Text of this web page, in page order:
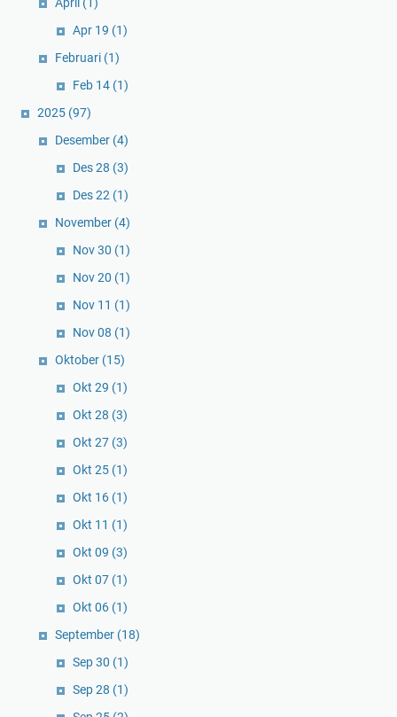
Apr 19 (1)
Februari (1)
Feb 14 (1)
2025 (97)
Desember (4)
Des 28 (3)
Des 22 (1)
November (4)
Nov 30 (1)
Nov 20 (1)
Nov 11 (1)
Nov 08 (1)
Oktober (15)
Okt 29 (1)
Okt 28 (3)
Okt 27 (3)
Okt 25 (1)
Okt 16 (1)
Okt 11 (1)
Okt 09 (3)
Okt 07 (1)
Okt 06 (1)
September (18)
Sep 30 (1)
Sep 28 (1)